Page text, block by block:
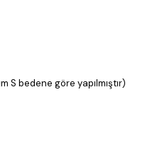
S bedene göre yapılmıştır)